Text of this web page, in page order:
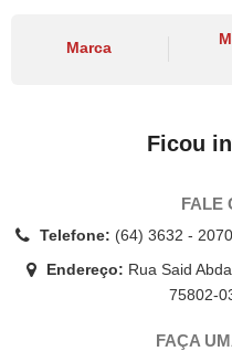
Marca
Ficou
FALE
Telefone: (64) 3632 - 2070
Endereço: Rua Said
75802-
FAÇA